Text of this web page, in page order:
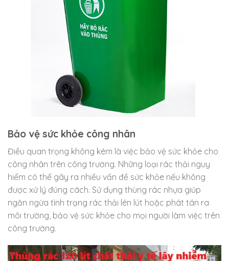
Bảo vệ sức khỏe công nhân
Điều quan trọng không kém là việc bảo vệ sức khỏe cho
công nhân trên công trường. Những loại rác thải nguy
hiểm có thể gây ra nhiều vấn đề sức khỏe nếu không
được xử lý đúng cách. Sử dụng thùng rác nhựa giúp
ngăn ngừa tình trạng rác thải lén lút hoặc phát tán ra
môi trường, bảo vệ sức khỏe cho mọi người làm việc trên
công trường.